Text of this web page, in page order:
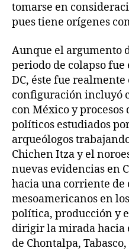
tomarse en
pues tiene orígenes
Aunque el argumento
periodo de colapso fue
DC, éste fue
configuración incluyó
con México y procesos
políticos estudiados
arqueólogos
Chichen Itza y el
nuevas evidencias en
hacia una corriente de
mesoamericanos en
política, producción y
dirigir la mirada hacia
de Chontalpa,